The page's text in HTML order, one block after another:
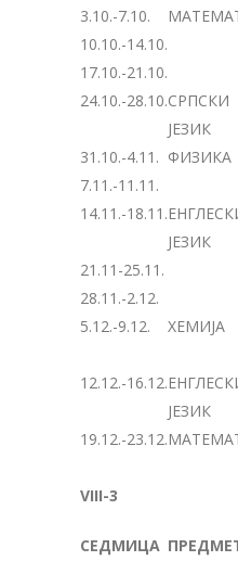
3.10.-7.10.
10.10.-14.10.
17.10.-21.10.
24.10.-28.10.СРПСКИ
ЈЕЗИК
31.10.-4.11. ФИЗИКА
7.11.-11.11.
14.11.-18.11.
ЈЕЗИК
21.11-25.11.
28.11.-2.12.
5.12.-9.12.
ХЕМИЈА
12.12.-16.12.
ЈЕЗИК
19.12.-23.12.
VIII-3
СЕДМИЦА